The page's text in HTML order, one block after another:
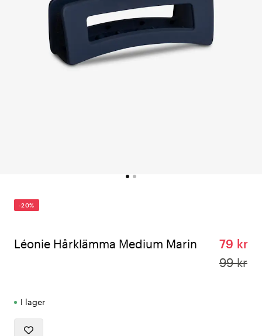
-20%
Léonie Hårklämma Medium Marin
79 kr
99 kr
I lager